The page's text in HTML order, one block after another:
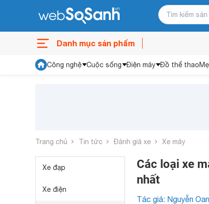
Danh mục sản phẩm
Công nghệ Cuộc sống Điện máy Đồ thể thao
Trang chủ Tin tức Đánh giá xe Xe máy
Xe đạp
Xe điện
Các loại xe
nhất
Tác giả: Nguyễn